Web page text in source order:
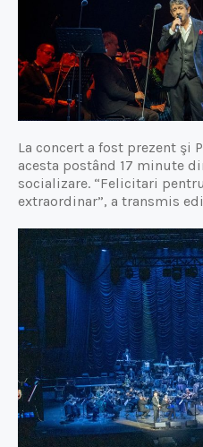
La concert a fost prezent şi
acesta postând 17 minute
socializare. “Felicitari
extraordinar”, a transmis